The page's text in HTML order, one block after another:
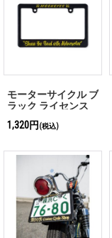
モーターサイクル ブ
ラック ライセンス
フレーム Share The
Road with Motorcycle
1,320円 (税込)